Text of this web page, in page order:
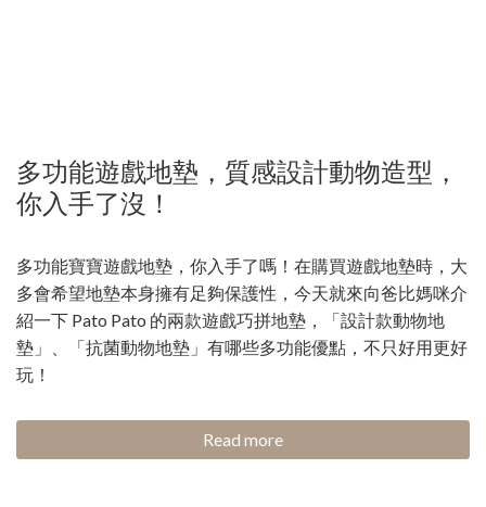
多功能遊戲地墊，質感設計動物造型，
你入手了沒！
多功能寶寶遊戲地墊，你入手了嗎！在購買遊戲地墊時，大
多會希望地墊本身擁有足夠保護性，今天就來向爸比媽咪介
紹一下 Pato Pato 的兩款遊戲巧拼地墊，「設計款動物地
墊」、「抗菌動物地墊」有哪些多功能優點，不只好用更好
玩！
Read more